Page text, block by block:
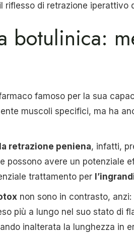
riflesso di retrazione iperattivo
botulinica:
famoso per la sua
muscoli specifici, ma ha
retrazione peniena, infatti,
possono avere un potenziale
trattamento per
non sono in contrasto,
più a lungo nel suo stato di
inalterata la lunghezza in